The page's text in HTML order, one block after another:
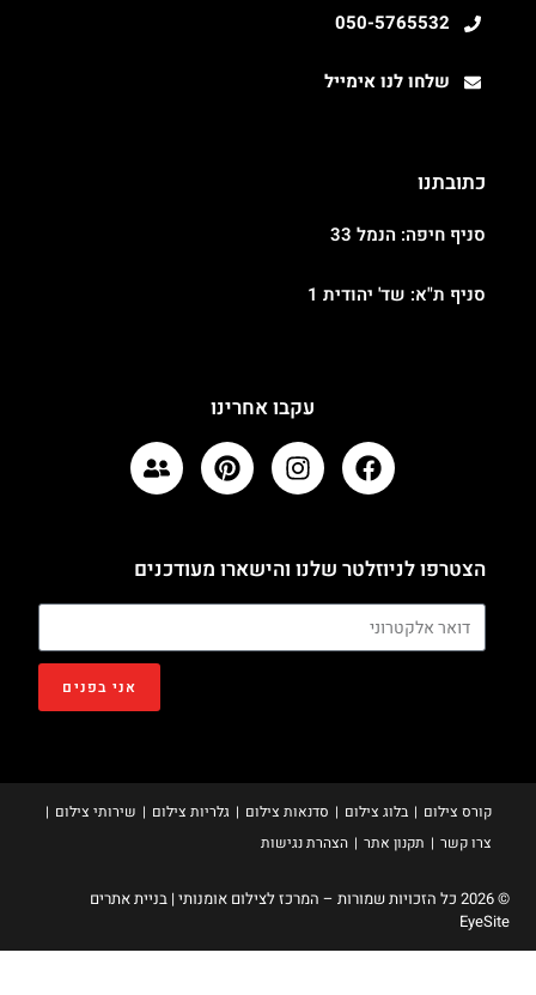
הצטרפו לניוזלטר שלנו והישארו מעודכנים
אני בפנים
עקבו אחרינו
כתובתנו
סניף חיפה: הנמל 33
סניף ת"א: שד' יהודית 1
050-5765532
שלחו לנו אימייל
קורס צילום בלוג צילום סדנאות צילום גלריות צילום
שירותי צילום
צרו קשר
תקנון אתר הצהרת נגישות
© 2026 כל הזכויות שמורות – המרכז לצילום אומנותי | בניית אתרים
EyeSite